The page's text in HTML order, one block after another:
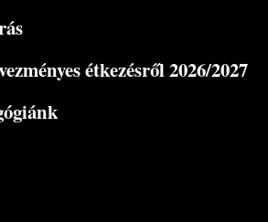
étkezésről 2026/2027